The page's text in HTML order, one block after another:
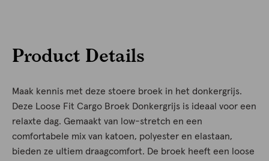
Product Details
Maak kennis met deze stoere broek in het donkergrijs.
Deze Loose Fit Cargo Broek Donkergrijs is ideaal voor een
relaxte dag. Gemaakt van low-stretch en een
comfortabele mix van katoen, polyester en elastaan,
bieden ze ultiem draagcomfort. De broek heeft een loose